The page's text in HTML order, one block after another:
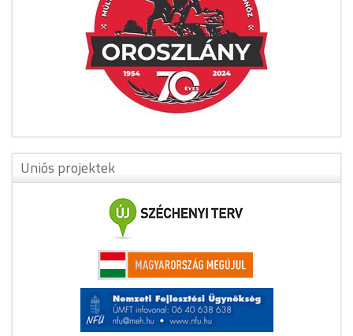
Uniós projektek